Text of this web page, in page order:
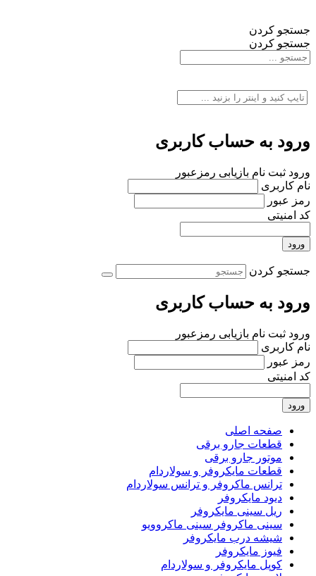
جستجو کردن
جستجو کردن
ورود به حساب کاربری
ورود ثبت نام بازیابی رمزعبور
نام کاربری
رمز عبور
کد امنیتی
ورود
جستجو کردن
ورود به حساب کاربری
ورود ثبت نام بازیابی رمزعبور
نام کاربری
رمز عبور
کد امنیتی
ورود
صفحه اصلی
قطعات جارو برقی
موتور جارو برقی
قطعات مایکروفر و سولاردام
ترانس ماکروفر و ترانس سولاردام
دیود مایکروفر
ریل سینی مایکروفر
سینی ماکروفر سینی ماکروویو
شیشه درب مایکروفر
فیوز مایکروفر
کوپل مایکروفر و سولاردام